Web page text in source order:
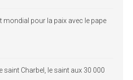
mondial pour la paix avec le pape
saint Charbel, le saint aux 30 000